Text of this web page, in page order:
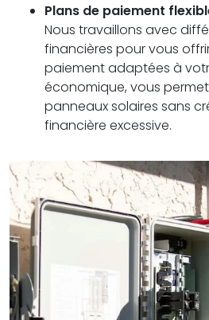
Plans de paiement
Nous travaillons avec
financières pour vous
paiement adaptées à
économique, vous
panneaux solaires sans
financière excessive.